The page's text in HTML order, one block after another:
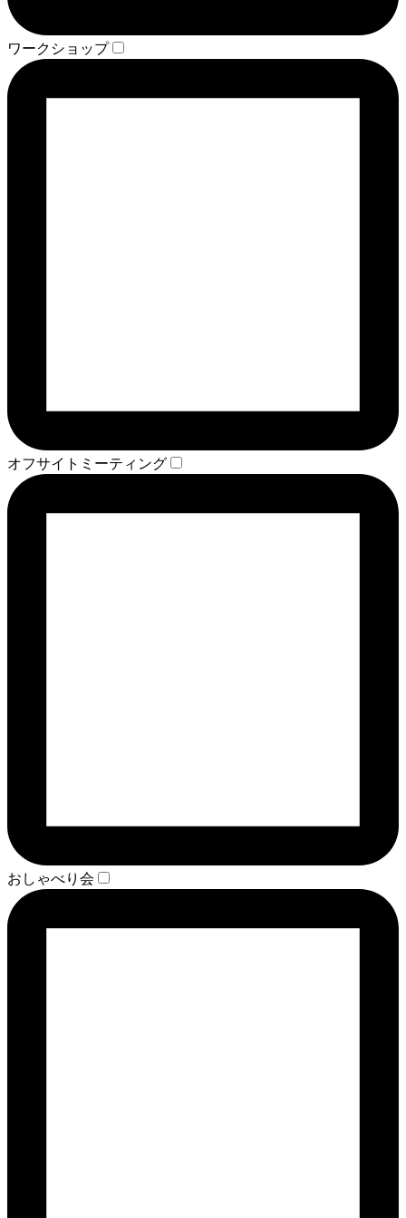
ワークショップ
オフサイトミーティング
おしゃべり会